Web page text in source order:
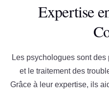
Expertise
Les psychologues sont
et le traitement des
Grâce à leur expertise, ils